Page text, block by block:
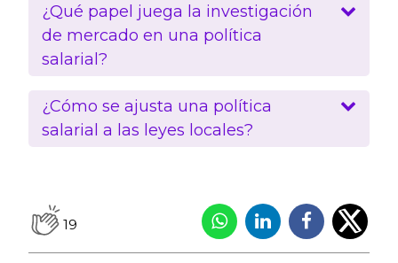
¿Qué papel juega la investigación
de mercado en una política
salarial?
¿Cómo se ajusta una política
salarial a las leyes locales?
19